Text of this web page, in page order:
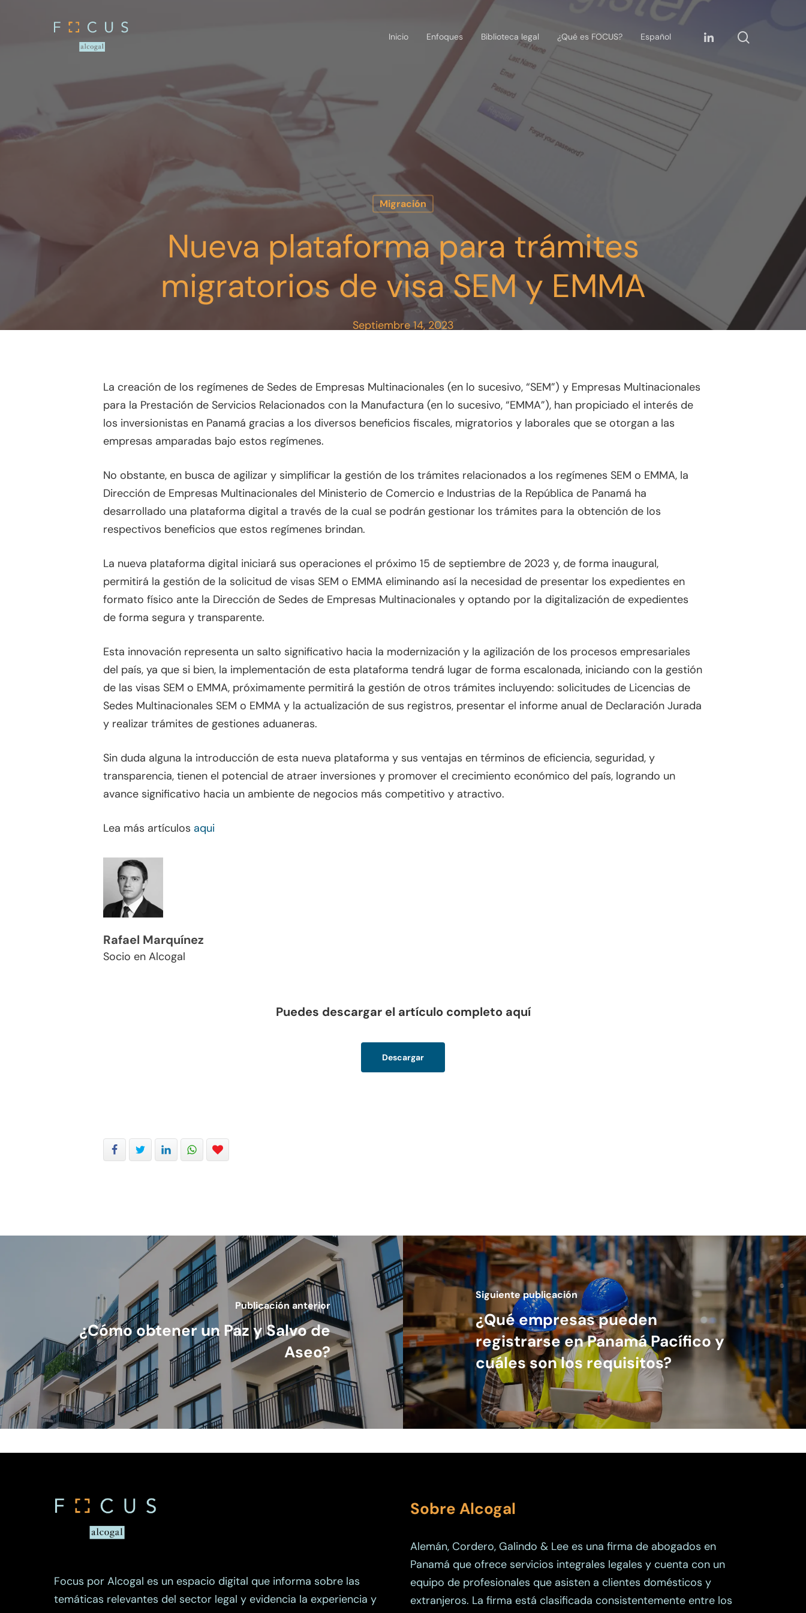
Presione enter para buscar o ESC para cerrar
Inicio Enfoques Biblioteca legal ¿Qué es FOCUS? Español
Migración
Nueva plataforma para trámites
migratorios de visa SEM y EMMA
Septiembre 14, 2023
La creación de los regímenes de Sedes de Empresas Multinacionales (en lo sucesivo, “SEM”) y Empresas Multinacionales
para la Prestación de Servicios Relacionados con la Manufactura (en lo sucesivo, “EMMA”), han propiciado el interés de
los inversionistas en Panamá gracias a los diversos beneficios fiscales, migratorios y laborales que se otorgan a las
empresas amparadas bajo estos regímenes.
No obstante, en busca de agilizar y simplificar la gestión de los trámites relacionados a los regímenes SEM o EMMA, la
Dirección de Empresas Multinacionales del Ministerio de Comercio e Industrias de la República de Panamá ha
desarrollado una plataforma digital a través de la cual se podrán gestionar los trámites para la obtención de los
respectivos beneficios que estos regímenes brindan.
La nueva plataforma digital iniciará sus operaciones el próximo 15 de septiembre de 2023 y, de forma inaugural,
permitirá la gestión de la solicitud de visas SEM o EMMA eliminando así la necesidad de presentar los expedientes en
formato físico ante la Dirección de Sedes de Empresas Multinacionales y optando por la digitalización de expedientes
de forma segura y transparente.
Esta innovación representa un salto significativo hacia la modernización y la agilización de los procesos empresariales
del país, ya que si bien, la implementación de esta plataforma tendrá lugar de forma escalonada, iniciando con la gestión
de las visas SEM o EMMA, próximamente permitirá la gestión de otros trámites incluyendo: solicitudes de Licencias de
Sedes Multinacionales SEM o EMMA y la actualización de sus registros, presentar el informe anual de Declaración Jurada
y realizar trámites de gestiones aduaneras.
Sin duda alguna la introducción de esta nueva plataforma y sus ventajas en términos de eficiencia, seguridad, y
transparencia, tienen el potencial de atraer inversiones y promover el crecimiento económico del país, logrando un
avance significativo hacia un ambiente de negocios más competitivo y atractivo.
Lea más artículos aqui
Rafael Marquínez
Socio en Alcogal
Puedes descargar el artículo completo aquí
Descargar
Publicación anterior
¿Cómo obtener un Paz y Salvo de
Aseo?
Siguiente publicación
¿Qué empresas pueden
registrarse en Panamá Pacífico y
cuáles son los requisitos?
Focus por Alcogal es un espacio digital que informa sobre las
temáticas relevantes del sector legal y evidencia la experiencia y
Sobre Alcogal
Alemán, Cordero, Galindo & Lee es una firma de abogados en
Panamá que ofrece servicios integrales legales y cuenta con un
equipo de profesionales que asisten a clientes domésticos y
extranjeros. La firma está clasificada consistentemente entre los